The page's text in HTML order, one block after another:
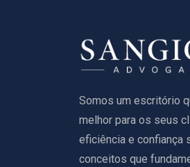
Somos um escritório
melhor para os seus
eficiência e confiança
conceitos que